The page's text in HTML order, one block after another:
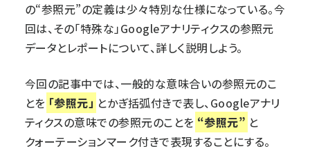
の“参照元”の定義は少々特別な仕様になっている。今
回は、その「特殊な」Googleアナリティクスの参照元
データとレポートについて、詳しく説明しよう。
今回の記事中では、一般的な意味合いの参照元のこ
とを 「参照元」 とかぎ括弧付きで表し、Googleアナリ
ティクスの意味での参照元のことを “参照元” と
クォーテーションマーク付きで表現することにする。